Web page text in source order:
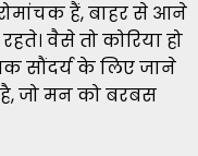
हैं, बाहर से आने
वैसे तो कोरिया हो
सौंदर्य के लिए जाने
जो मन को बरबस